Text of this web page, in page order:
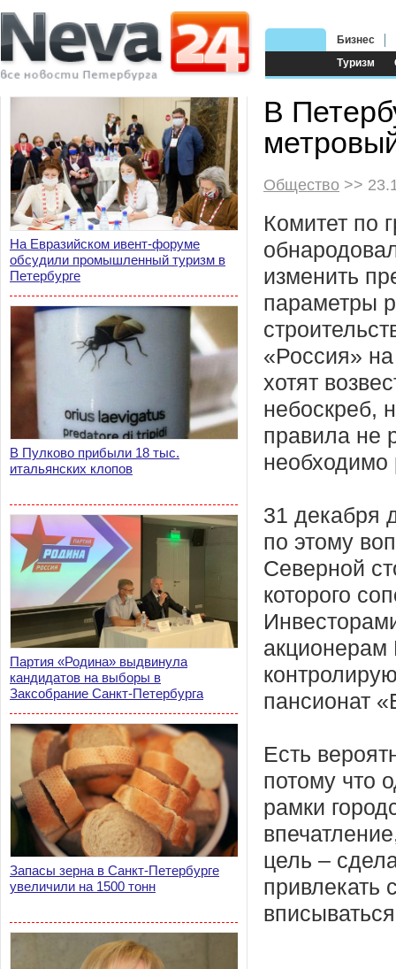
Туризм
Бизнес
На Евразийском ивент-форуме
обсудили промышленный туризм в
Петербурге
В Пулково прибыли 18 тыс.
итальянских клопов
Партия «Родина» выдвинула
кандидатов на выборы в
Заксобрание Санкт-Петербурга
Запасы зерна в Санкт-Петербурге
увеличили на 1500 тонн
В
Общество >>
Комитет по
изменить
параметры
«Россия»
хотят
небоскреб,
правила не
31 декабря
по этому
Северной
которого
акционерам
пансионат
Есть
потому что
рамки
цель –
привлекать